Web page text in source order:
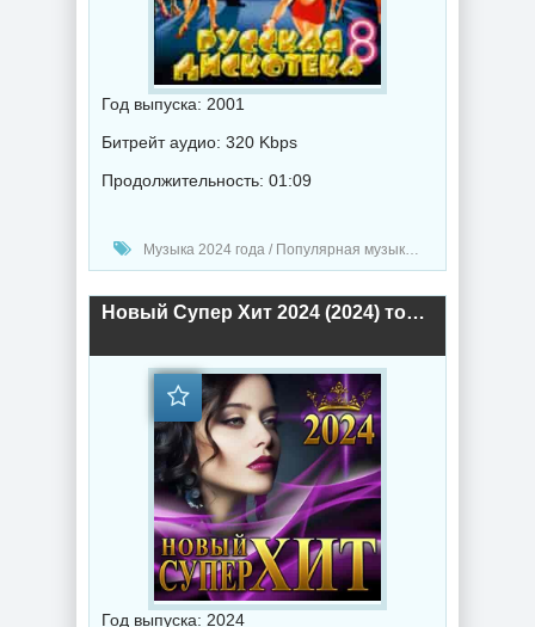
Год выпуска: 2001
Битрейт аудио: 320 Kbps
Продолжительность: 01:09
Музыка 2024 года / Популярная музыка / Поп музыка / Сборник музыка
Новый Супер Хит 2024 (2024) торрент
Год выпуска: 2024